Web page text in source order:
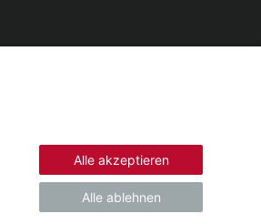
ELTRON GmbH & Co. KG (DE)
Alle akzeptieren
Alle ablehnen